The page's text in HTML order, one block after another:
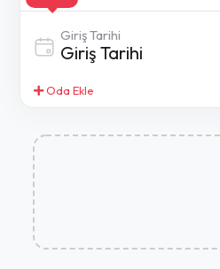
Giriş Tarihi
Oda Ekle